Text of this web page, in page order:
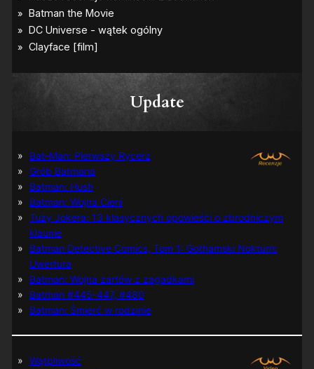
Update
Bat-Man: Pierwszy Rycerz
Grób Batmana
Batman: Hush
Batman: Wojna Cieni
Tuzy Jokera: 13 klasycznych opowieści o zbrodniczym
klaunie
Batman Detective Comics, Tom 1: Gothamski Nokturn:
Uwertura
Batman: Wojna żartów z zagadkami
Batman #445-447, #480
Batman: Śmierć w rodzinie
Wątpliwość